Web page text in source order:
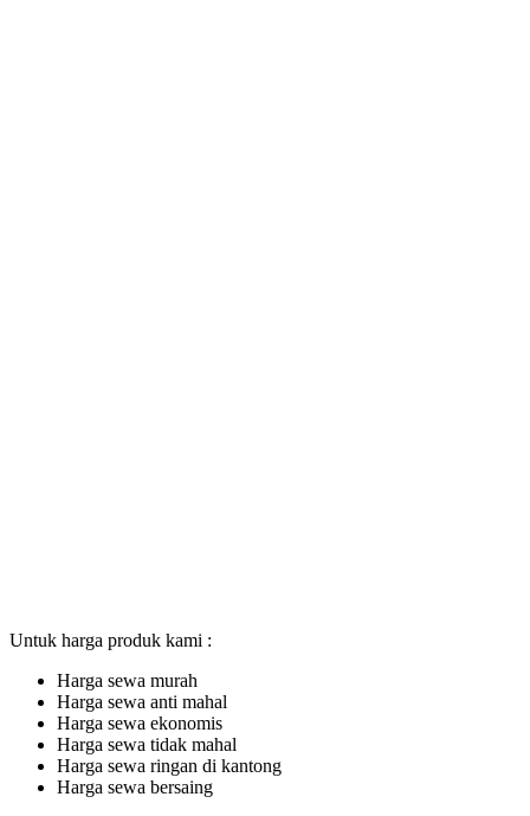
Untuk harga produk kami :
Harga sewa murah
Harga sewa anti mahal
Harga sewa ekonomis
Harga sewa tidak mahal
Harga sewa ringan di kantong
Harga sewa bersaing